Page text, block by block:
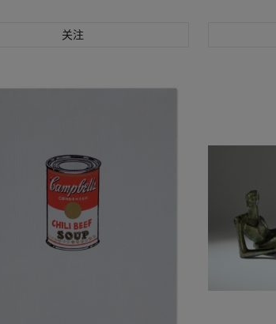
关注